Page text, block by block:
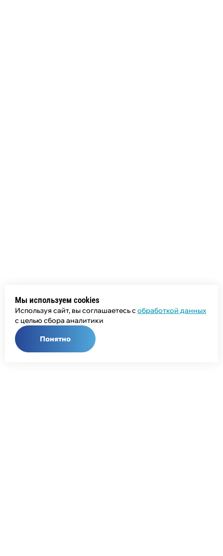
Мы используем cookies
Используя сайт, вы соглашаетесь с обработкой данных
с целью сбора аналитики
Понятно